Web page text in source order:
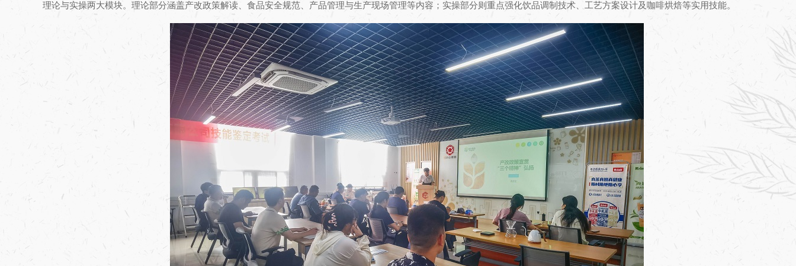
理论与实操两大模块。理论部分涵盖产改政策解读、食品安全规范、产品管理与生产现场管理等内容；实操部分则重点强化饮品调制技术、工艺方案设计及咖啡烘焙等实用技能。